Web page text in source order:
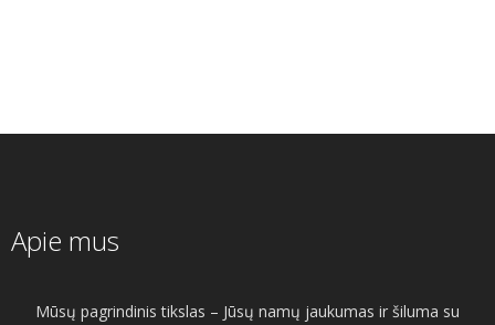
Apie mus
Mūsų pagrindinis tikslas – Jūsų namų jaukumas ir šiluma su